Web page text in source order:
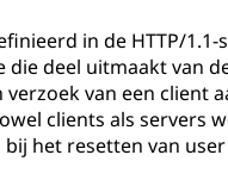
in de HTTP/
deel uitmaakt van
van een client
clients als servers
het resetten van